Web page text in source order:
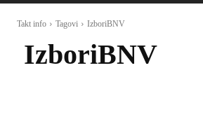
Takt info Tagovi IzboriBNV
IzboriBNV